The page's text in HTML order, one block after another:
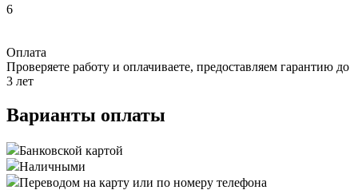
6
Оплата
Проверяете работу и оплачиваете, предоставляем гарантию до
3 лет
Варианты оплаты
Банковской картой
Наличными
Переводом на карту или по номеру телефона